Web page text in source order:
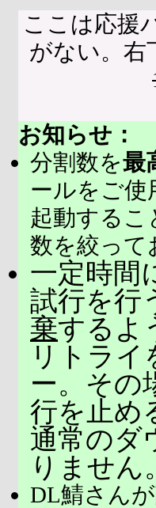
ここは応援
がない。右
お知らせ：
分割数を最
ールをご使
起動する
数を絞って
一定時間
試行を行
棄するよ
リトライ
ー。その
行を止め
通常のダ
りません。
DL鯖さん